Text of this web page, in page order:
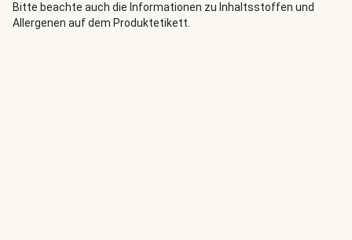
Bohnen mit goldbraunen Semmelbröseln und cremigem
Kartoffelpüree garantiert dieses Gericht strahlende Augen
Bitte beachte auch die Informationen zu Inhaltsstoffen und
Allergenen auf dem Produktetikett.